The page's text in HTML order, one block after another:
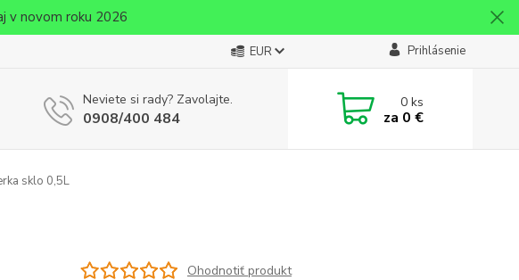
v novom roku 2026
EUR Prihlásenie
Neviete si rady? Zavolajte.
0908/400 484
0ks
za 0 €
sklo 0,5L
Ohodnotiť produkt